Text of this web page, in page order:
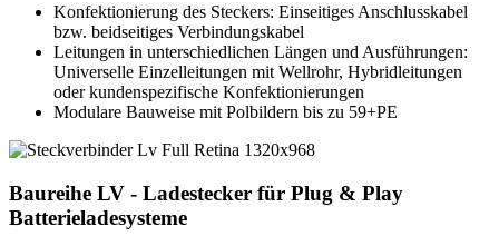
Konfektionierung des Steckers: Einseitiges Anschlusskabel
bzw. beidseitiges Verbindungskabel
Leitungen in unterschiedlichen Längen und Ausführungen:
Universelle Einzelleitungen mit Wellrohr, Hybridleitungen
oder kundenspezifische Konfektionierungen
Modulare Bauweise mit Polbildern bis zu 59+PE
Baureihe LV - Ladestecker für Plug & Play
Batterieladesysteme